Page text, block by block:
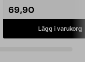
69,90
Lägg i varukorg